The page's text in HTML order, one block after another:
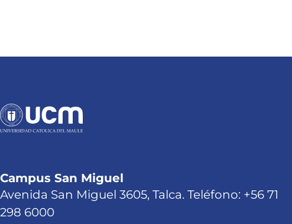
Campus San Miguel
Avenida San Miguel 3605, Talca. Teléfono: +56 71
298 6000